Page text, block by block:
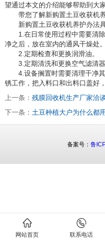
望通过本文的介绍能够帮助到大家
带您了解新购置土豆收获机
新购置土豆收获机养护办法
1.在日常使用过程中需要清
净之后，放在室内的通风干燥处。
2.定期检查和更换润滑油。
3.定期清洗和更换空气滤清器
4.设备搁置时需要清理干净
锈工作，把入料口和出料口盖好
上一条： 残膜回收机生产厂家洽
下一条： 土豆种植大户为什么都
网站首页 联系电话
备案号： 鲁